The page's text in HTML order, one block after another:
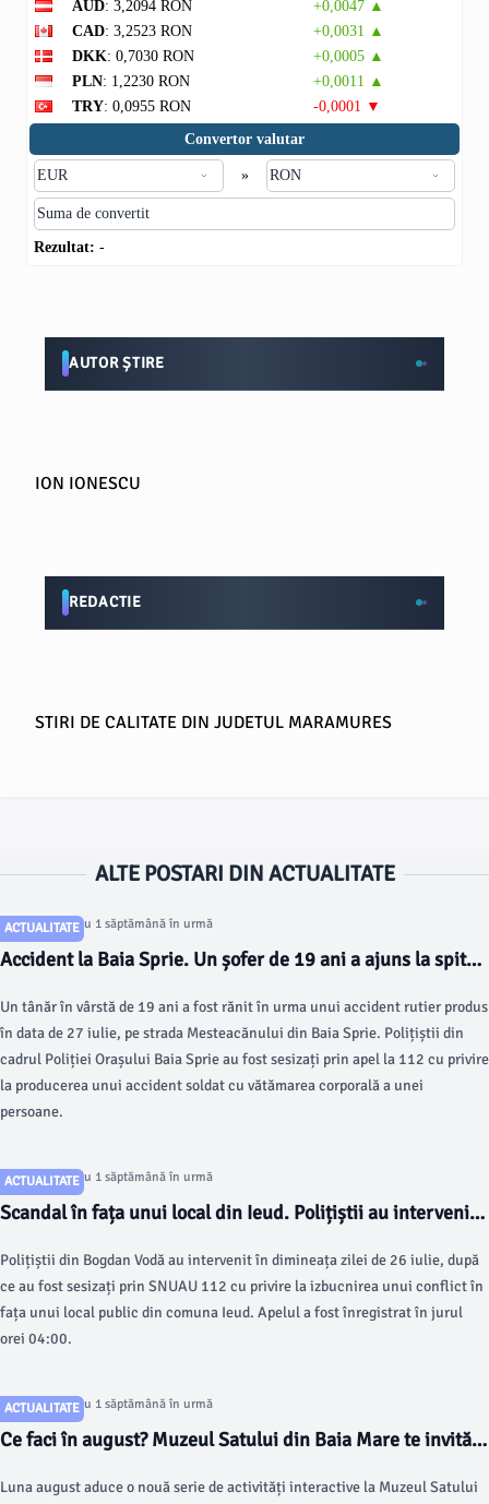
AUD: 3,2094 RON
+0,0047 ▲
CAD: 3,2523 RON
+0,0031 ▲
DKK: 0,7030 RON
+0,0005 ▲
PLN: 1,2230 RON
+0,0011 ▲
TRY: 0,0955 RON
-0,0001 ▼
Convertor valutar
»
Rezultat: -
AUTOR ȘTIRE
ION IONESCU
REDACTIE
STIRI DE CALITATE DIN JUDETUL MARAMURES
ALTE POSTARI DIN ACTUALITATE
ACTUALITATE
Articol postat cu 1 săptămână în urmă
Accident la Baia Sprie. Un șofer de 19 ani a ajuns la spital
Un tânăr în vârstă de 19 ani a fost rănit în urma unui accident rutier produs
în data de 27 iulie, pe strada Mesteacănului din Baia Sprie. Polițiștii din
cadrul Poliției Orașului Baia Sprie au fost sesizați prin apel la 112 cu privire
la producerea unui accident soldat cu vătămarea corporală a unei
persoane.
ACTUALITATE
Articol postat cu 1 săptămână în urmă
Scandal în fața unui local din Ieud. Polițiștii au intervenit
Polițiștii din Bogdan Vodă au intervenit în dimineața zilei de 26 iulie, după
ce au fost sesizați prin SNUAU 112 cu privire la izbucnirea unui conflict în
fața unui local public din comuna Ieud. Apelul a fost înregistrat în jurul
orei 04:00.
ACTUALITATE
Articol postat cu 1 săptămână în urmă
Ce faci în august? Muzeul Satului din Baia Mare te invită
Luna august aduce o nouă serie de activități interactive la Muzeul Satului